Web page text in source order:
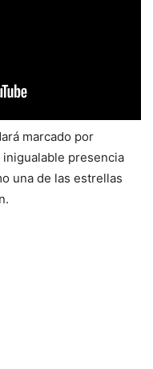
marcado por
presencia
una de las estrellas